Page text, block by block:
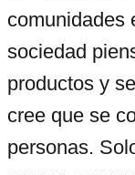
comunidades
sociedad
productos y
cree que se
personas.